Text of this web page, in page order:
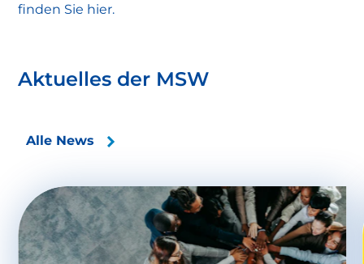
finden Sie hier.
Aktuelles der MSW
Alle News